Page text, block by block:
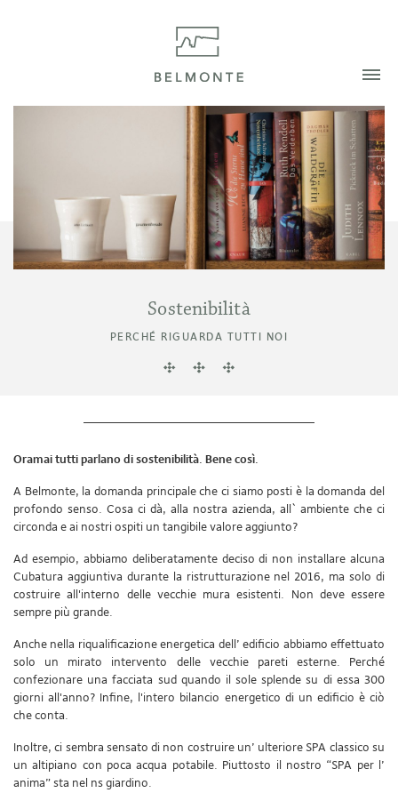
Sostenibilità
PERCHÉ RIGUARDA TUTTI NOI
Oramai tutti parlano di sostenibilità. Bene così.
A Belmonte, la domanda principale che ci siamo posti è la domanda del
profondo senso. Cosa ci dà, alla nostra azienda, all` ambiente che ci
circonda e ai nostri ospiti un tangibile valore aggiunto?
Ad esempio, abbiamo deliberatamente deciso di non installare alcuna
Cubatura aggiuntiva durante la ristrutturazione nel 2016, ma solo di
costruire all'interno delle vecchie mura esistenti. Non deve essere
sempre più grande.
Anche nella riqualificazione energetica dell’ edificio abbiamo effettuato
solo un mirato intervento delle vecchie pareti esterne. Perché
confezionare una facciata sud quando il sole splende su di essa 300
giorni all'anno? Infine, l'intero bilancio energetico di un edificio è ciò
che conta.
Inoltre, ci sembra sensato di non costruire un’ ulteriore SPA classico su
un altipiano con poca acqua potabile. Piuttosto il nostro “SPA per l’
anima” sta nel ns giardino.